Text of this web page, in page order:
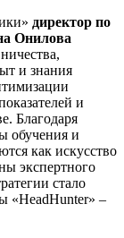
директор по
Онилова
и знания
и
Благодаря
обучения и
как искусство
экспертного
стало
«HeadHunter» –